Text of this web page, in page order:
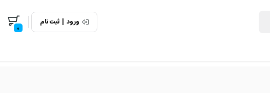
ورود | ثبت نام
0